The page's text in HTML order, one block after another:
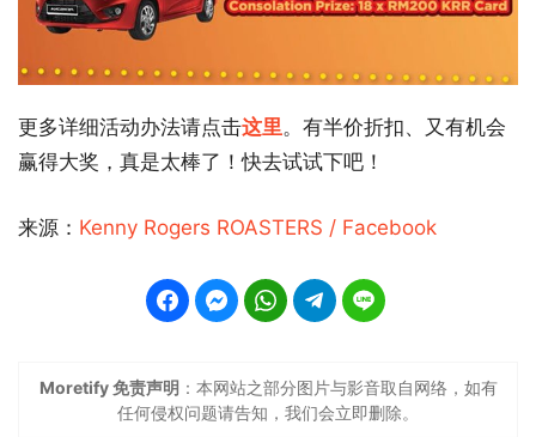
更多详细活动办法请点击这里。有半价折扣、又有机会
赢得大奖，真是太棒了！快去试试下吧！
来源： Kenny Rogers ROASTERS / Facebook
Moretify 免责声明 ：本网站之部分图片与影音取自网络，如有
任何侵权问题请告知，我们会立即删除。